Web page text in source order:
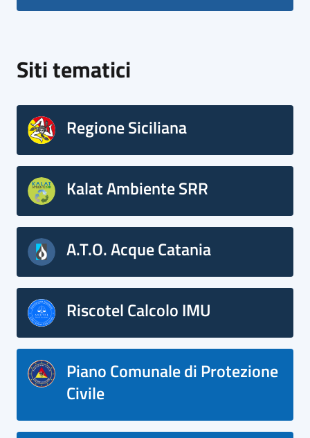
Siti tematici
Regione Siciliana
Kalat Ambiente SRR
A.T.O. Acque Catania
Riscotel Calcolo IMU
Piano Comunale di Protezione
Civile